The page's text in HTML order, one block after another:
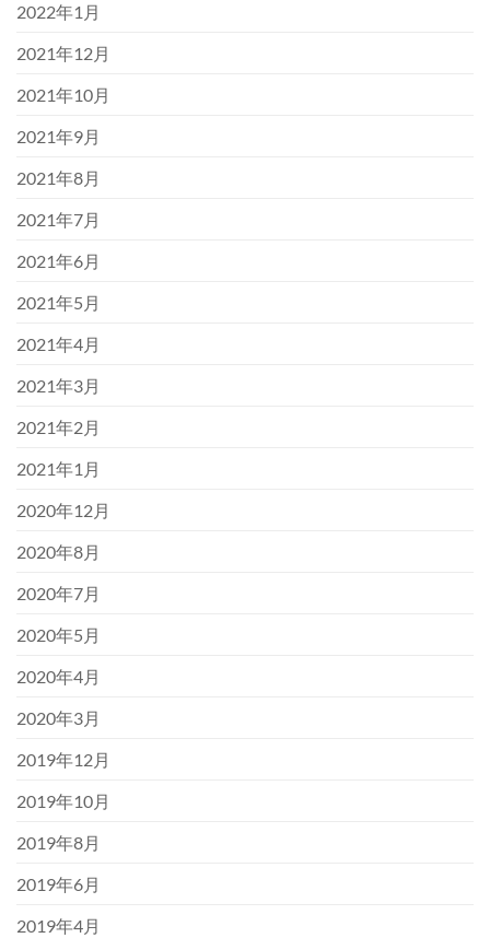
2022年1月
2021年12月
2021年10月
2021年9月
2021年8月
2021年7月
2021年6月
2021年5月
2021年4月
2021年3月
2021年2月
2021年1月
2020年12月
2020年8月
2020年7月
2020年5月
2020年4月
2020年3月
2019年12月
2019年10月
2019年8月
2019年6月
2019年4月